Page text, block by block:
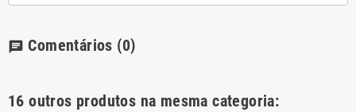
chat Comentários (0)
16 outros produtos na mesma categoria: